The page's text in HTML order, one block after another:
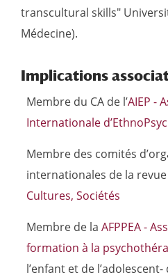
transcultural skills"
Médecine).
Implications
Membre du CA de l’AIEP -
Internationale
Membre des comités
internationales de la revue
Cultures, Sociétés
Membre de la AFPPEA -
formation à la
l’enfant et de l’adolescent-